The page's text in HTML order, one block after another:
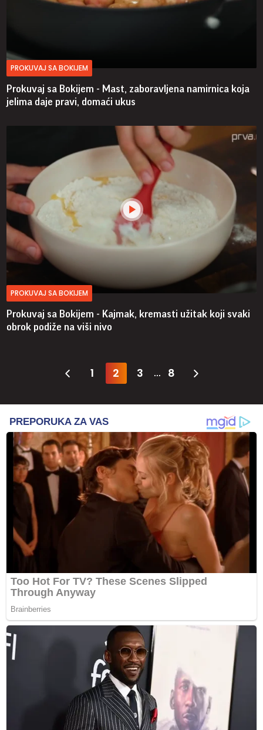
PROKUVAJ SA BOKIJEM
Prokuvaj sa Bokijem - Mast, zaboravljena namirnica koja
jelima daje pravi, domaći ukus
PROKUVAJ SA BOKIJEM
Prokuvaj sa Bokijem - Kajmak, kremasti užitak koji svaki
obrok podiže na viši nivo
1 2 3 ... 8